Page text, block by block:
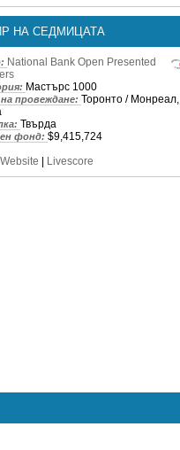
НА СЕДМИЦАТА
National Bank Open Presented
Мастърс 1000
провеждане: Торонто / Монреал,
Твърда
фонд: $9,415,724
Livescore